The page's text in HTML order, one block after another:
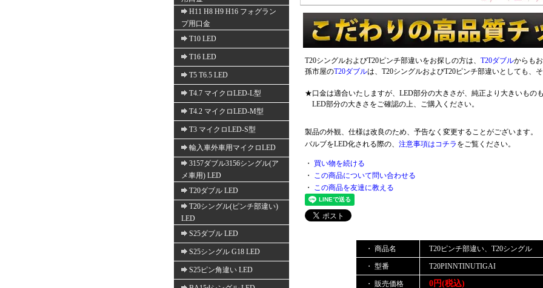
H11 H8 H9 H16 フォグラン
プ用口金
T10 LED
T16 LED
T5 T6.5 LED
T4.7 マイクロLED-L型
T4.2 マイクロLED-M型
T3 マイクロLED-S型
輸入車外車用マイクロLED
3157ダブル3156シングル(ア
メ車用) LED
T20ダブル LED
T20シングル(ピンチ部違い)
LED
S25ダブル LED
S25シングル G18 LED
S25ピン角違い LED
T20シングルおよびT20ピンチ部違いをお探しの方は、 T20ダブルからも
孫市屋のT20ダブルは、T20シングルおよびT20ピンチ部違いとしても、
★口金は適合いたしますが、LED部分の大きさが、純正より大きいもの
LED部分の大きさをご確認の上、ご購入ください。
製品の外観、仕様は改良のため、予告なく変更することがございます。
バルブをLED化される際の、 注意事項はコチラ をご覧ください。
・ 買い物を続ける
・ この商品について問い合わせる
・ この商品を友達に教える
・ 商品名 T20ピンチ部違い、T20シングル
・ 型番 T20PINNTINUTIGAI
・ 販売価格 0円(税込)